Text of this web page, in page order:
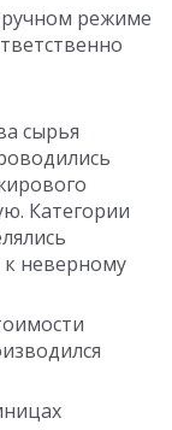
режиме
сырья
Категории
неверному